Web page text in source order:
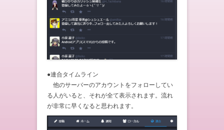
●連合タイムライン
他のサーバーのアカウントをフォローしてい
る人がいると、それが全て表示されます。流れ
が非常に早くなると思われます。